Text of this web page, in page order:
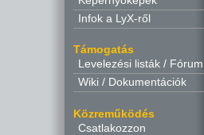
Infok a LyX-ről
Támogatás
Levelezési listák / Fórum
Wiki / Dokumentációk
Közreműködés
Csatlakozzon